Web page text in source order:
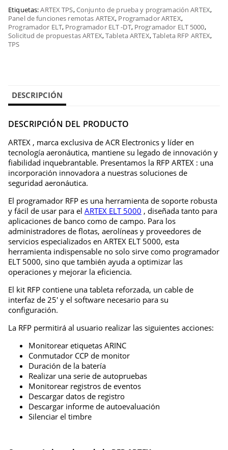
Etiquetas:ARTEX TPS,Conjunto de prueba y programación ARTEX,
Panel de funciones remotas ARTEX, Programador ARTEX,
Programador ELT, Programador ELT -DT, Programador ELT 5000,
Solicitud de propuestas ARTEX,Tableta ARTEX,Tableta RFP ARTEX,
TPS
DESCRIPCIÓN
DESCRIPCIÓN DEL PRODUCTO
ARTEX , marca exclusiva de ACR Electronics y líder en
tecnología aeronáutica, mantiene su legado de innovación y
fiabilidad inquebrantable. Presentamos la RFP ARTEX : una
incorporación innovadora a nuestras soluciones de
seguridad aeronáutica.
El programador RFP es una herramienta de soporte robusta
y fácil de usar para el ARTEX ELT 5000 , diseñada tanto para
aplicaciones de banco como de campo. Para los
administradores de flotas, aerolíneas y proveedores de
servicios especializados en ARTEX ELT 5000, esta
herramienta indispensable no solo sirve como programador
ELT 5000, sino que también ayuda a optimizar las
operaciones y mejorar la eficiencia.
El kit RFP contiene una tableta reforzada, un cable de
interfaz de 25′ y el software necesario para su
configuración.
La RFP permitirá al usuario realizar las siguientes acciones:
Monitorear etiquetas ARINC
Conmutador CCP de monitor
Duración de la batería
Realizar una serie de autopruebas
Monitorear registros de eventos
Descargar datos de registro
Descargar informe de autoevaluación
Silenciar el timbre